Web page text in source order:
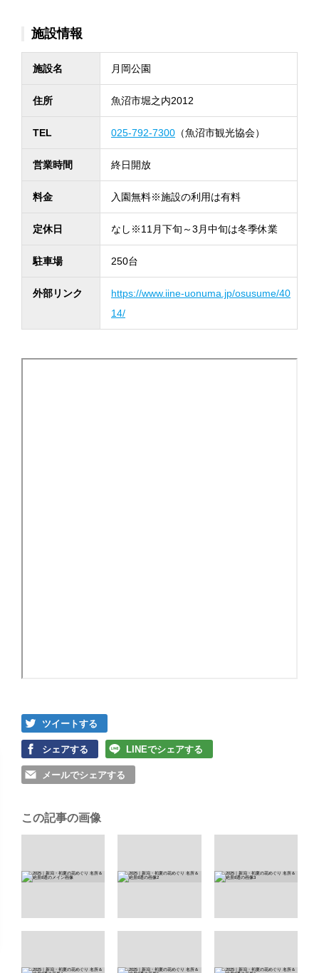
施設情報
施設名 月岡公園
住所 魚沼市堀之内2012
TEL 025-792-7300 （魚沼市観光協会）
営業時間 終日開放
料金 入園無料※施設の利用は有料
定休日 なし※11月下旬～3月中旬は冬季休業
駐車場 250台
外部リンク
https://www.iine-uonuma.jp/osusume/40
14/
ツイートする
シェアする LINEでシェアする
メールでシェアする
この記事の画像